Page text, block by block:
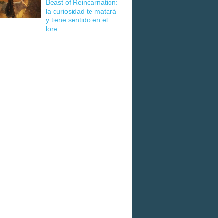
Beast of Reincarnation:
la curiosidad te matará
y tiene sentido en el
lore